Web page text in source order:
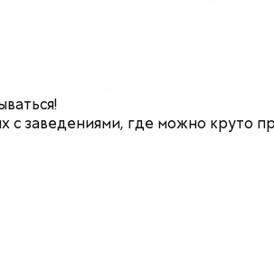
с заведениями, где можно круто